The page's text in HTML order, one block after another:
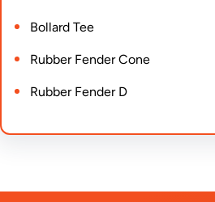
Bollard Tee
Rubber Fender Cone
Rubber Fender D